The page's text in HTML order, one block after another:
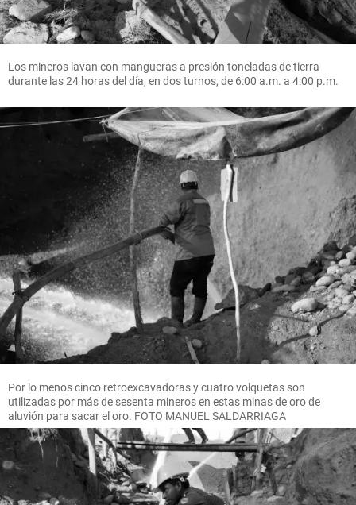
Los mineros lavan con mangueras a presión toneladas de tierra
durante las 24 horas del día, en dos turnos, de 6:00 a.m. a 4:00 p.m.
Por lo menos cinco retroexcavadoras y cuatro volquetas son
utilizadas por más de sesenta mineros en estas minas de oro de
aluvión para sacar el oro. FOTO MANUEL SALDARRIAGA